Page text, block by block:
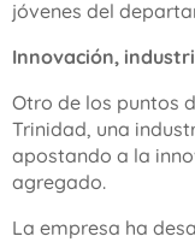
jóvenes del
Innovación,
Otro de los puntos
Trinidad, una
apostando a la
agregado.
La empresa ha